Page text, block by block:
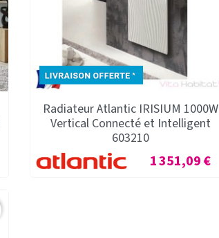
Radiateur Atlantic IRISIUM 1000W
Vertical Connecté et Intelligent
603210
Prix
1 351,09 €